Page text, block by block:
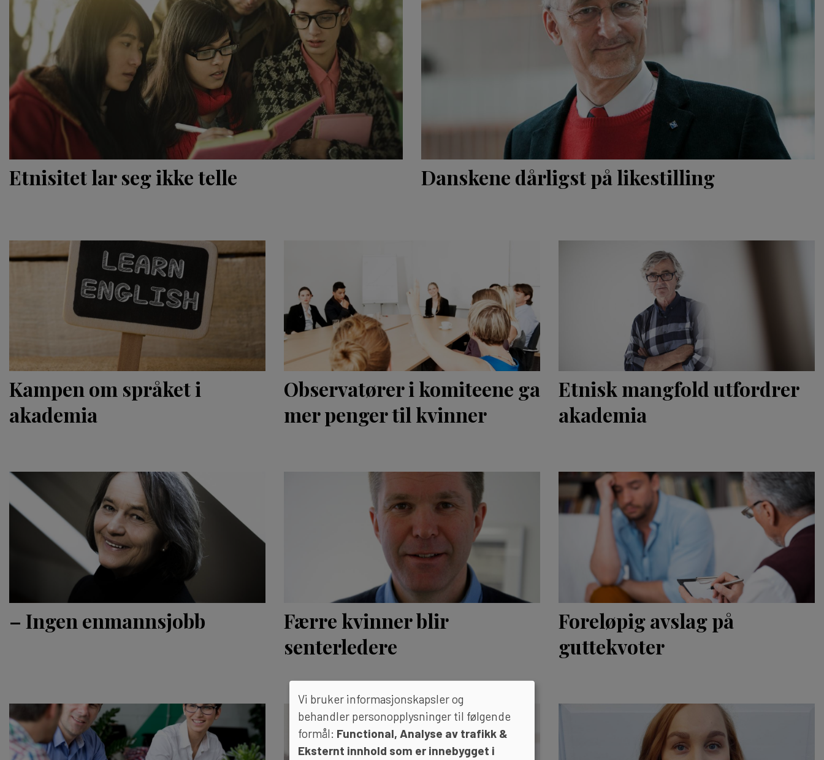
Etnisitet lar seg ikke telle Danskene dårligst på likestilling
Kampen om språket i
akademia
Observatører i komiteene ga
mer penger til kvinner
Etnisk mangfold utfordrer
akademia
– Ingen enmannsjobb
Færre kvinner blir
senterledere
Foreløpig avslag på
guttekvoter
Vi bruker informasjonskapsler og
behandler personopplysninger til følgende
formål: Functional, Analyse av trafikk &
Eksternt innhold som er innebygget i